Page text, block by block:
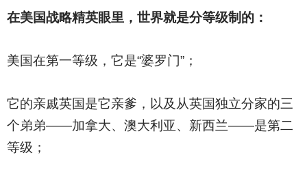
在美国战略精英眼里，世界就是分等级制的：
美国在第一等级，它是“婆罗门”；
它的亲戚英国是它亲爹，以及从英国独立分家的三
个弟弟——加拿大、澳大利亚、新西兰——是第二
等级；